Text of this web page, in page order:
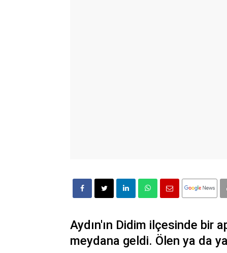
Aydın'ın Didim ilçesinde bir
meydana geldi. Ölen ya da